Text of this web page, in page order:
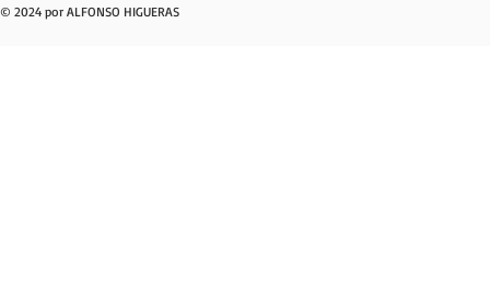
© 2024 por ALFONSO HIGUERAS